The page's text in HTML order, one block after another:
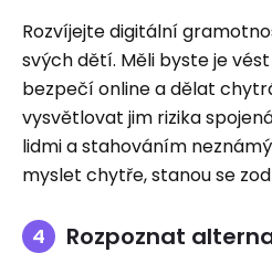
Rozvíjejte digitální
svých dětí. Měli byste je
bezpečí online a dělat
vysvětlovat jim rizika
lidmi a stahováním
myslet chytře, stanou se
Rozpoznat